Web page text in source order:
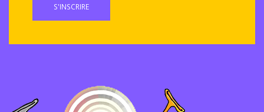
S'INSCRIRE